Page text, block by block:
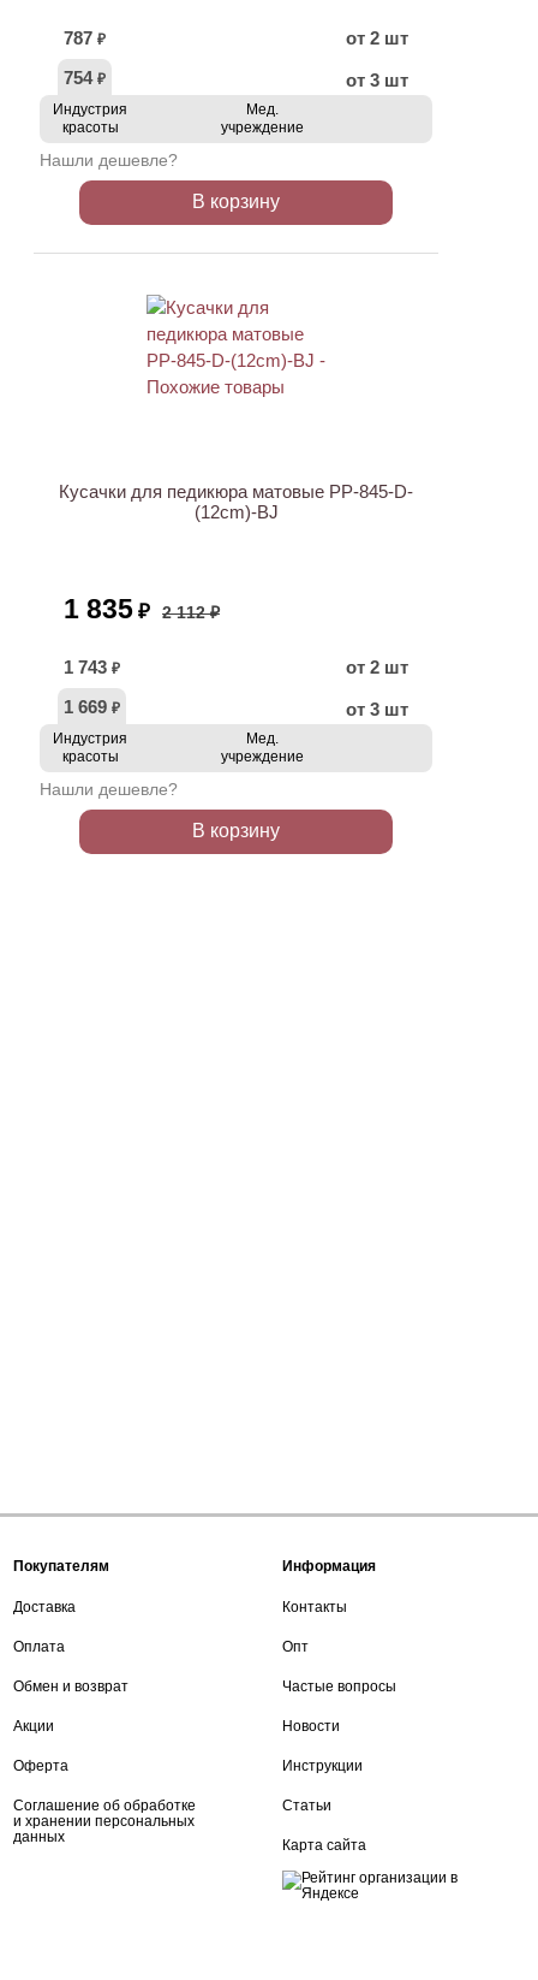
787 ₽
от 2 шт
754 ₽ от 3 шт
Индустрия
красоты
Мед.
учреждение
Нашли дешевле?
В корзину
Кусачки для педикюра матовые PP-845-D-
(12cm)-BJ
1 835 ₽ 2 112 ₽
1 743 ₽
от 2 шт
1 669 ₽ от 3 шт
Индустрия
красоты
Мед.
учреждение
Нашли дешевле?
В корзину
Покупателям
Доставка
Оплата
Обмен и возврат
Акции
Оферта
Соглашение об обработке
и хранении персональных
данных
Информация
Контакты
Опт
Частые вопросы
Новости
Инструкции
Статьи
Карта сайта